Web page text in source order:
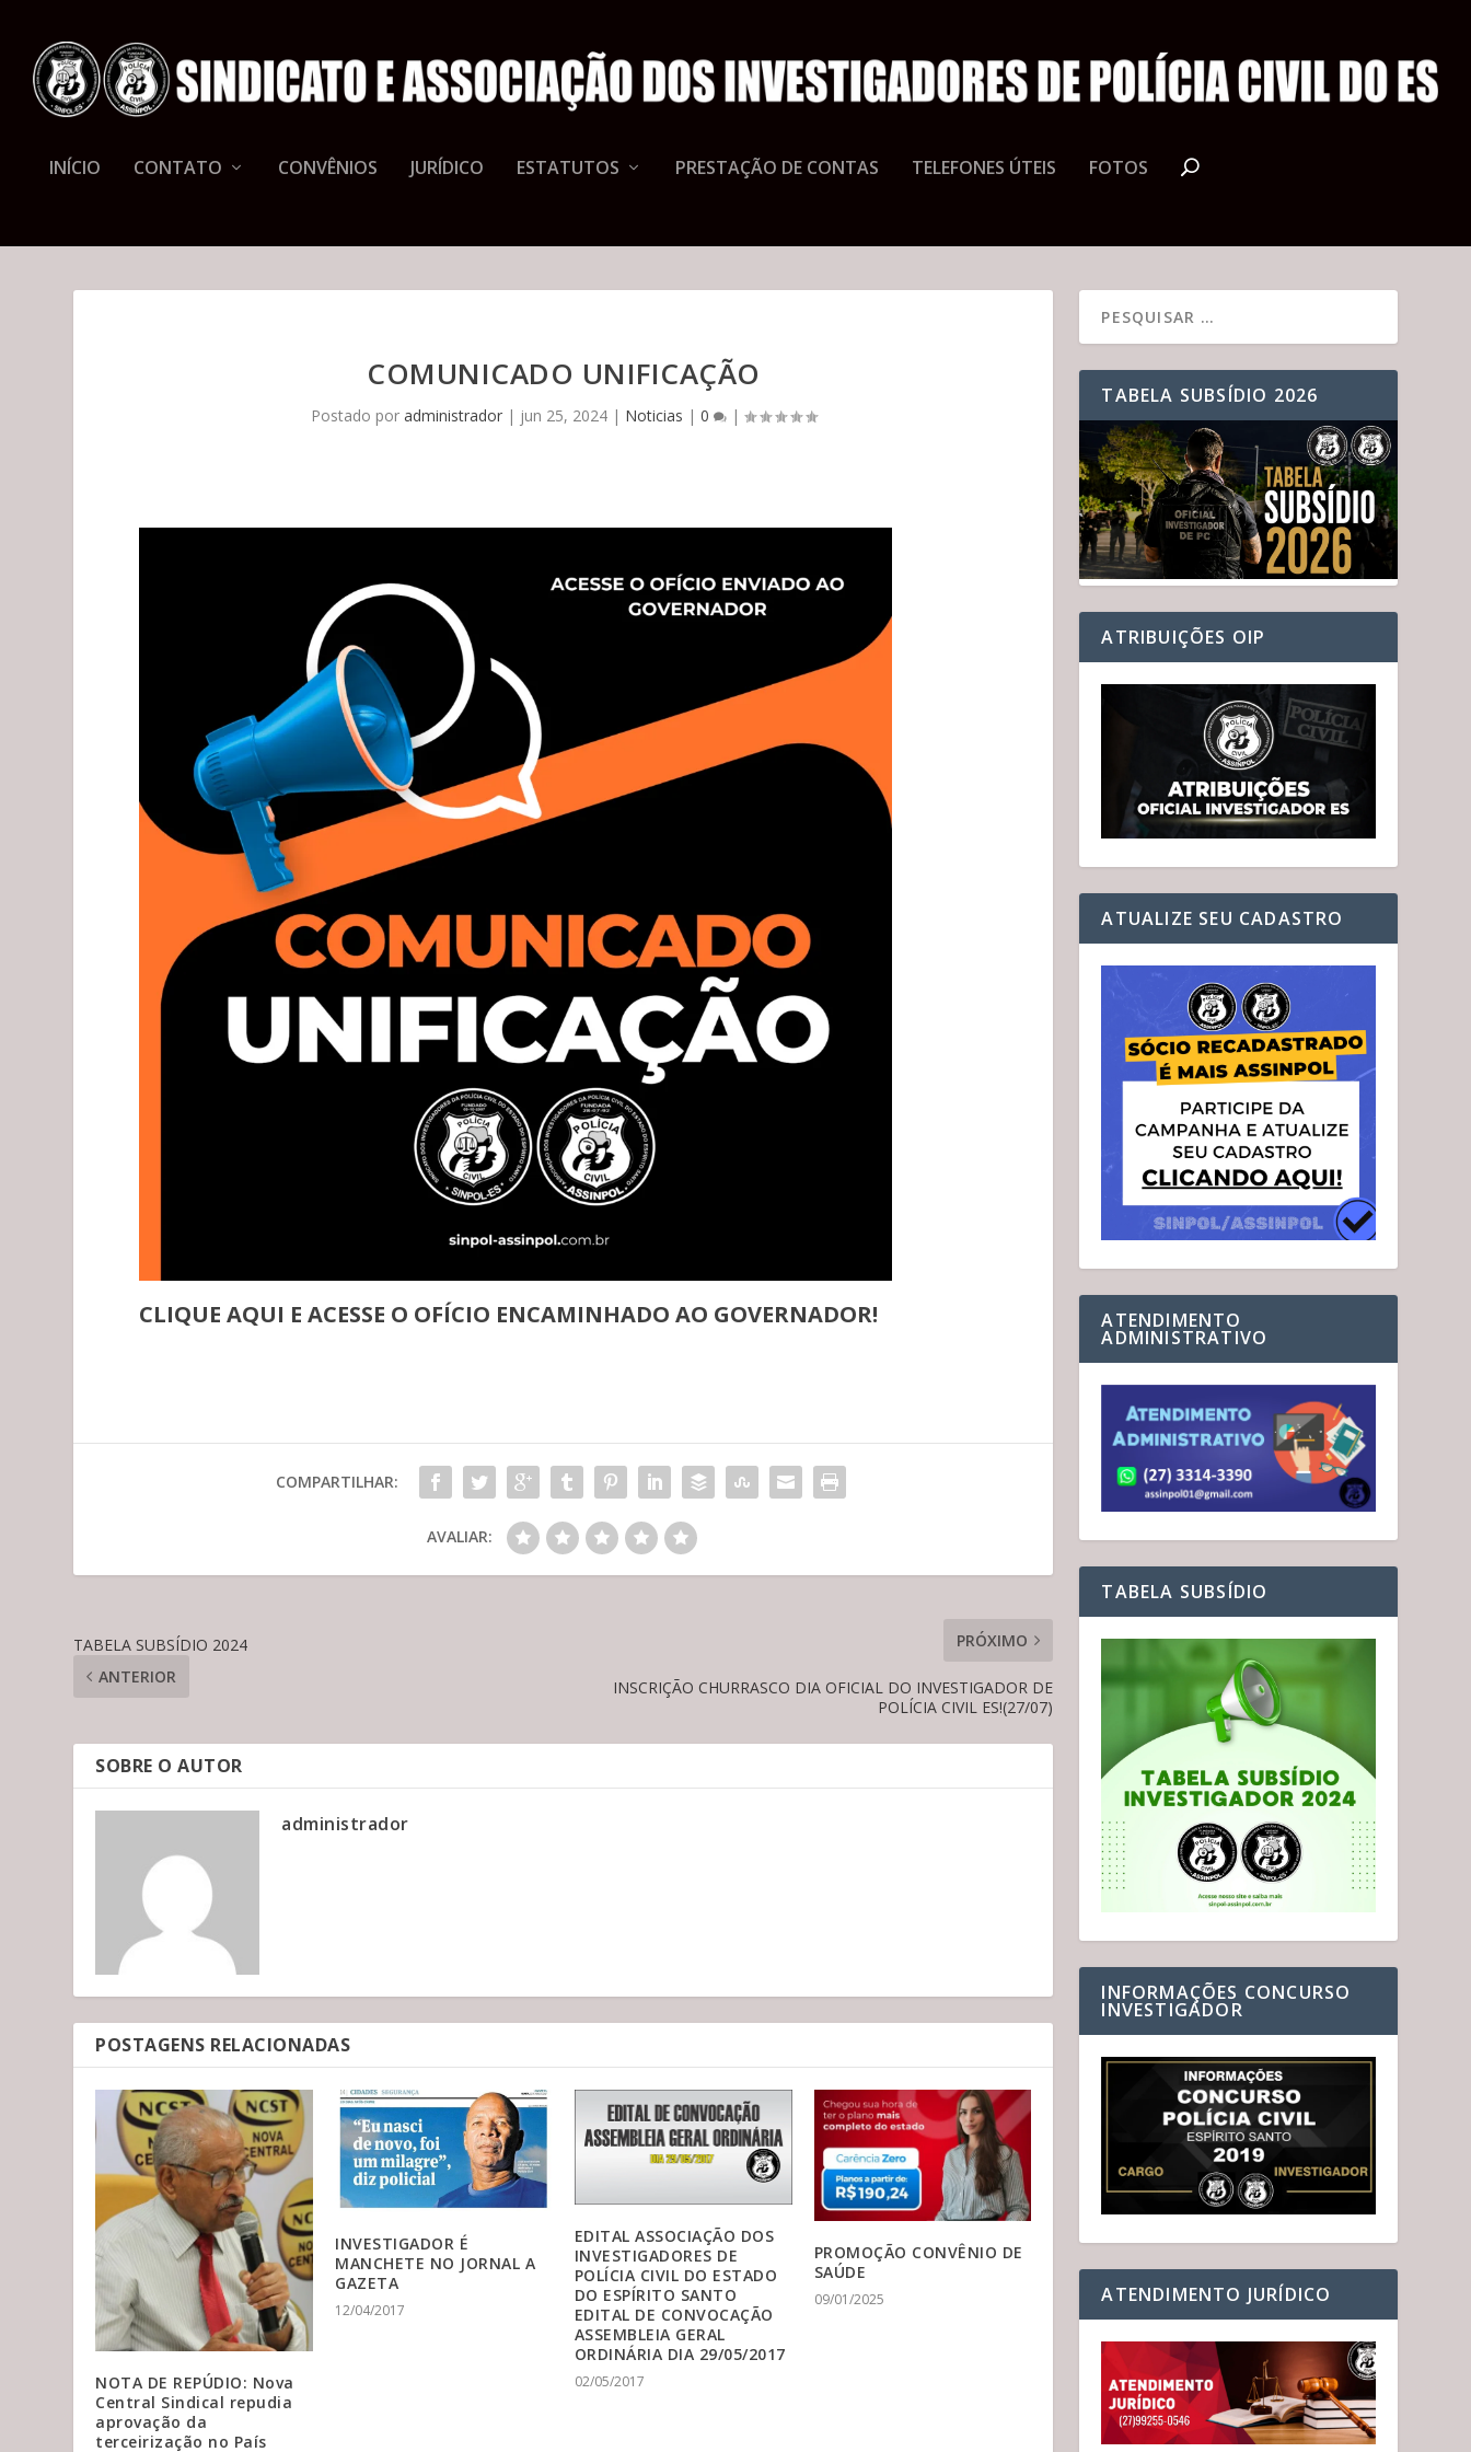
INÍCIO CONTATO CONVÊNIOS JURÍDICO ESTATUTOS PRESTAÇÃO DE CONTAS TELEFONES ÚTEIS FOTOS
COMUNICADO UNIFICAÇÃO
Postado por administrador| jun 25, 2024| Noticias | 0 |
CLIQUE AQUI E ACESSE O OFÍCIO ENCAMINHADO AO GOVERNADOR!
COMPARTILHAR:
AVALIAR:
TABELA SUBSÍDIO 2024
ANTERIOR
PRÓXIMO
INSCRIÇÃO CHURRASCO DIA OFICIAL DO INVESTIGADOR DE
POLÍCIA CIVIL ES!(27/07)
SOBRE O AUTOR
administrador
POSTAGENS RELACIONADAS
NOTA DE REPÚDIO: Nova
Central Sindical repudia
aprovação da
terceirização no País
INVESTIGADOR É
MANCHETE NO JORNAL A
GAZETA
12/04/2017
EDITAL ASSOCIAÇÃO DOS
INVESTIGADORES DE
POLÍCIA CIVIL DO ESTADO
DO ESPÍRITO SANTO
EDITAL DE CONVOCAÇÃO
ASSEMBLEIA GERAL
ORDINÁRIA DIA 29/05/2017
02/05/2017
PROMOÇÃO CONVÊNIO DE
SAÚDE
09/01/2025
TABELA SUBSÍDIO 2026
ATRIBUIÇÕES OIP
ATUALIZE SEU CADASTRO
ATENDIMENTO
ADMINISTRATIVO
TABELA SUBSÍDIO
INFORMAÇÕES CONCURSO
INVESTIGADOR
ATENDIMENTO JURÍDICO